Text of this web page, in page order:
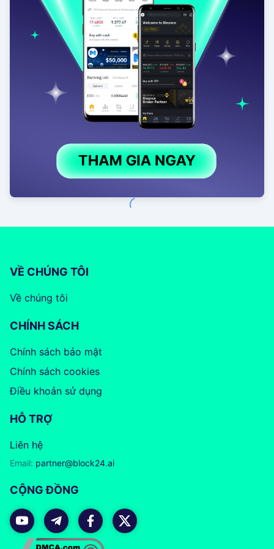
VỀ CHÚNG TÔI
Về chúng tôi
CHÍNH SÁCH
Chính sách bảo mật
Chính sách cookies
Điều khoản sử dụng
HỖ TRỢ
Liên hệ
Email: partner@block24.ai
CỘNG ĐỒNG